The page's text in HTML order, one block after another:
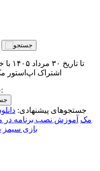
اشتراک اپ‌استور
جستجو در کامل‌ترین آرشیو مک ایران:
جستجوهای پیشنهادی:
برنامه‌های Adobe مک آموزش نصب برنامه در
بازی سیمز